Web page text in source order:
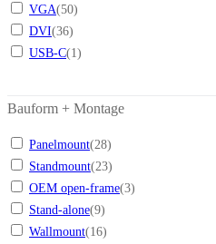
VGA(50)
DVI(36)
USB-C(1)
Bauform + Montage
Panelmount(28)
Standmount(23)
OEM open-frame(3)
Stand-alone(9)
Wallmount(16)